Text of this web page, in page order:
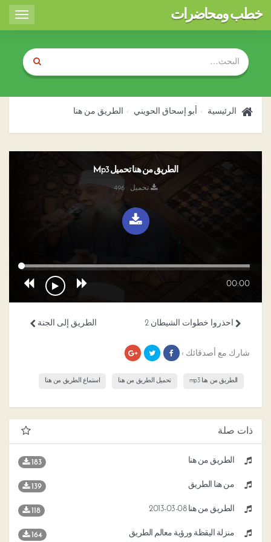
Toggle
خطب ومحاضرات
الرئيسية أبو إسحاق الحويني الطريق من هنا
الطريق من هنا تحميل Mp3
تحميل : 496
00:00
الطريق إلى الجنة احذروا خطوات الشيطان 2
شارك مع أصدقائك ›
الطريق من هنا mp3 تحميل الطريق من هنا استماع الطريق من هنا
ذات صلة
الطريق من هنا 183
من هنا الطريق 139
الطريق من هنا 08-03-2013 118
منزلة اليقظة ورؤية معالم الطريق 164